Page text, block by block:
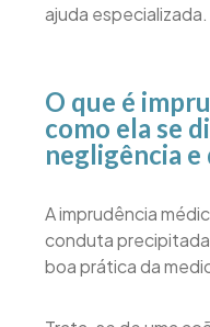
ajuda especializada.
O que é
como ela se
negligência e
A imprudência
conduta
boa prática da